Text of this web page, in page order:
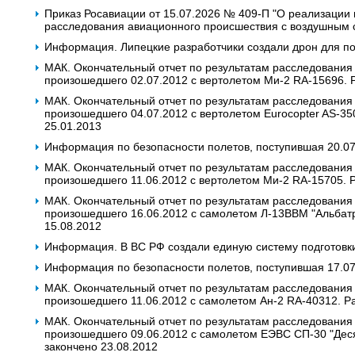
Приказ Росавиации от 15.07.2026 № 409-П "О реализации
расследования авиационного происшествия с
Информация. Липецкие разработчики создали дрон для
МАК. Окончательный отчет по результатам
произошедшего 02.07.2012 с вертолетом Ми-2 RA-15696.
МАК. Окончательный отчет по результатам
произошедшего 04.07.2012 с вертолетом Eurocopter AS-
25.01.2013
Информация по безопасности полетов, поступившая
МАК. Окончательный отчет по результатам
произошедшего 11.06.2012 с вертолетом Ми-2 RA-15705.
МАК. Окончательный отчет по результатам
произошедшего 16.06.2012 с самолетом Л-13ВВМ
15.08.2012
Информация. В ВС РФ создали единую систему
Информация по безопасности полетов, поступившая
МАК. Окончательный отчет по результатам
произошедшего 11.06.2012 с самолетом Ан-2 RA-40312.
МАК. Окончательный отчет по результатам
произошедшего 09.06.2012 с самолетом ЕЭВС СП-30
закончено 23.08.2012